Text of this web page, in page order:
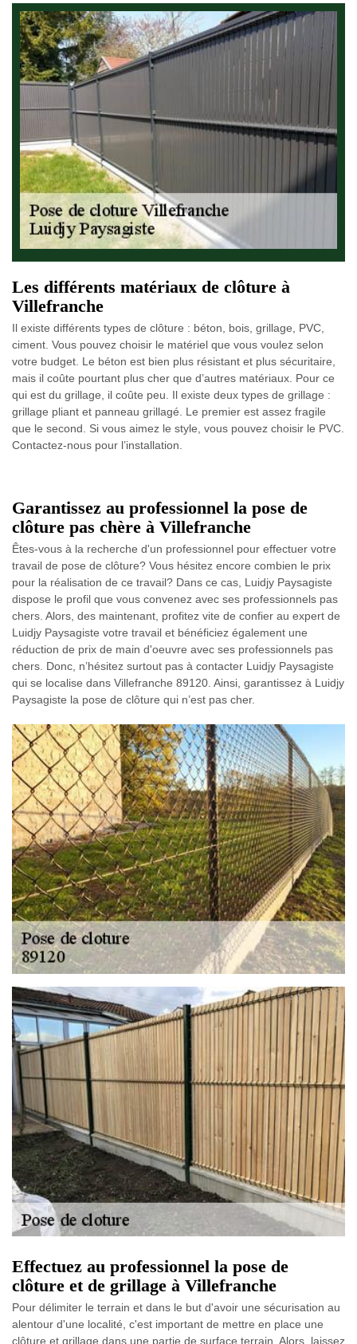
Les différents matériaux de clôture à
Villefranche
Il existe différents types de clôture : béton, bois, grillage, PVC,
ciment. Vous pouvez choisir le matériel que vous voulez selon
votre budget. Le béton est bien plus résistant et plus sécuritaire,
mais il coûte pourtant plus cher que d’autres matériaux. Pour ce
qui est du grillage, il coûte peu. Il existe deux types de grillage :
grillage pliant et panneau grillagé. Le premier est assez fragile
que le second. Si vous aimez le style, vous pouvez choisir le PVC.
Contactez-nous pour l’installation.
Garantissez au professionnel la pose de
clôture pas chère à Villefranche
Êtes-vous à la recherche d'un professionnel pour effectuer votre
travail de pose de clôture? Vous hésitez encore combien le prix
pour la réalisation de ce travail? Dans ce cas, Luidjy Paysagiste
dispose le profil que vous convenez avec ses professionnels pas
chers. Alors, des maintenant, profitez vite de confier au expert de
Luidjy Paysagiste votre travail et bénéficiez également une
réduction de prix de main d'oeuvre avec ses professionnels pas
chers. Donc, n’hésitez surtout pas à contacter Luidjy Paysagiste
qui se localise dans Villefranche 89120. Ainsi, garantissez à Luidjy
Paysagiste la pose de clôture qui n’est pas cher.
Effectuez au professionnel la pose de
clôture et de grillage à Villefranche
Pour délimiter le terrain et dans le but d'avoir une sécurisation au
alentour d'une localité, c'est important de mettre en place une
clôture et grillage dans une partie de surface terrain. Alors, laissez